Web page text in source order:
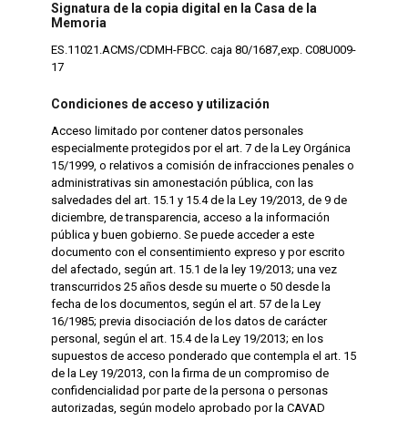
Signatura de la copia digital en la Casa de la
Memoria
ES.11021.ACMS/CDMH-FBCC. caja 80/1687,exp. C08U009-
17
Condiciones de acceso y utilización
Acceso limitado por contener datos personales
especialmente protegidos por el art. 7 de la Ley Orgánica
15/1999, o relativos a comisión de infracciones penales o
administrativas sin amonestación pública, con las
salvedades del art. 15.1 y 15.4 de la Ley 19/2013, de 9 de
diciembre, de transparencia, acceso a la información
pública y buen gobierno. Se puede acceder a este
documento con el consentimiento expreso y por escrito
del afectado, según art. 15.1 de la ley 19/2013; una vez
transcurridos 25 años desde su muerte o 50 desde la
fecha de los documentos, según el art. 57 de la Ley
16/1985; previa disociación de los datos de carácter
personal, según el art. 15.4 de la Ley 19/2013; en los
supuestos de acceso ponderado que contempla el art. 15
de la Ley 19/2013, con la firma de un compromiso de
confidencialidad por parte de la persona o personas
autorizadas, según modelo aprobado por la CAVAD